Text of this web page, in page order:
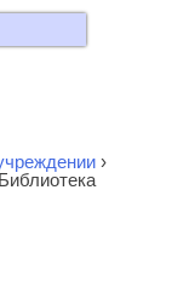
›
Библиотека